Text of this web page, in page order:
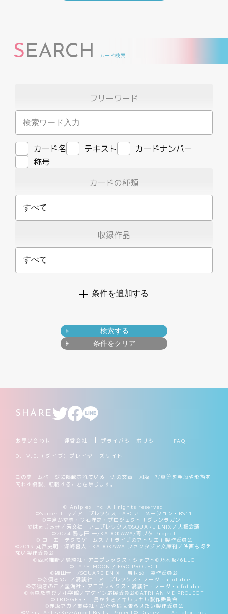
デッキ検索
おすすめデッキ
動画
SEARCH カード検索
フリーワード
カード名 テキスト
カードナンバー
称号
カードの種類
すべて
収録作品
すべて
条件を追加する
条件をクリア
検索する
SHARE
お問い合わせ 運営会社 プライバシーポリシー FAQ
D.I.V.E.（ダイブ）プレイヤーズサイト
このホームページに掲載されている一切の文章・図版・写真等を手段や形態を
問わず複製、転載することを禁じます。
© Aniplex Inc. All rights reserved.
©Spider Lily／アニプレックス・ABCアニメーション・BS11
©中島かずき・今石洋之・プロジェクト「グレンラガン」
©はまじあき／芳文社・アニプレックス©SQUARE ENIX／人類会議
©2024 鴨志田 一/KADOKAWA/青ブタ Project
© コーエーテクモゲームス /「ライザのアトリエ」製作委員会
©2019 丸戸史明・深崎暮人・KADOKAWA ファンタジア文庫刊／映画も冴え
ない製作委員会
©西尾維新／講談社・アニプレックス・シャフト©乃木坂46LLC
©TYPE-MOON / FGO PROJECT
©福田晋一/SQUARE ENIX·「着せ恋」製作委員会
©奈須きのこ／講談社・アニプレックス・ノーツ・ufotable
©奈須きのこ／星海社・アニプレックス・講談社・ノーツ・ufotable
©雨森たきび／小学館／マケイン応援委員会©ATRI ANIME PROJECT
©TRIGGER・中島かずき／キルラキル製作委員会
©赤坂アカ／集英社・かぐや様は告らせたい製作委員会
©VisualArt's/Key/Angel Beats! Project© Disney Aniplex Inc.